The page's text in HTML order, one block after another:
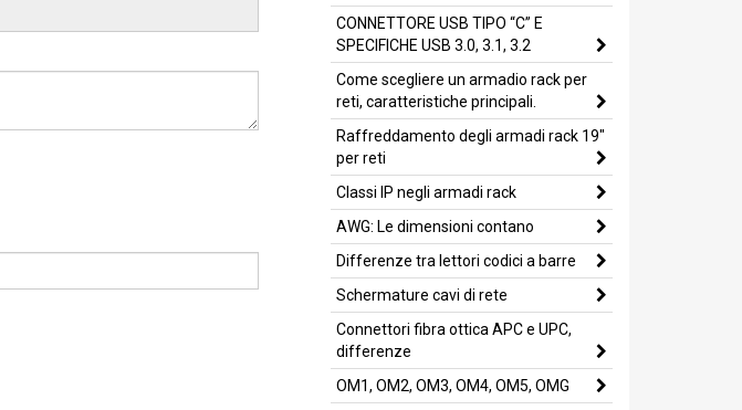
CONNETTORE USB TIPO “C” E
SPECIFICHE USB 3.0, 3.1, 3.2
Come scegliere un armadio rack per
reti, caratteristiche principali.
Raffreddamento degli armadi rack 19"
per reti
Classi IP negli armadi rack
AWG: Le dimensioni contano
Differenze tra lettori codici a barre
Schermature cavi di rete
Connettori fibra ottica APC e UPC,
differenze
OM1, OM2, OM3, OM4, OM5, OMG